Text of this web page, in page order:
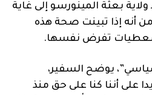
ولاية بعثة المينورسو إلى غاية
حذر هلال من أنه إذا تبينت صحة هذه
معطيات تفرض نفسها.
يوضح السفير،
على أننا كنا على حق منذ